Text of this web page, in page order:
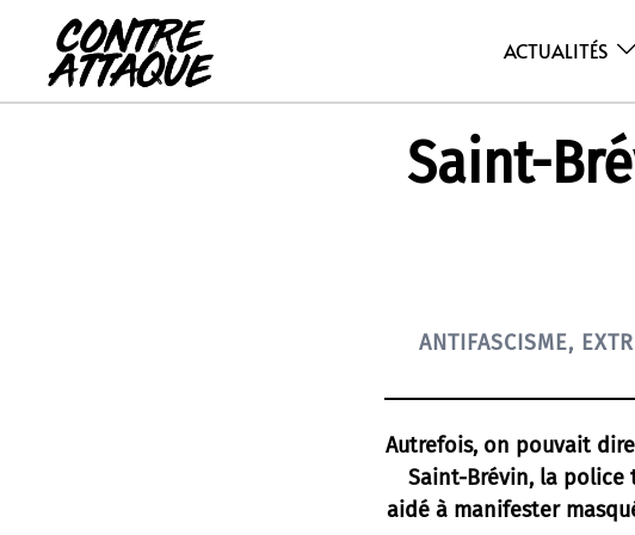
contenu
ACTUALITÉS
Saint-
ANTIFASCISME,
Autrefois, on pouvait
Saint-Brévin, la police
aidé à manifester